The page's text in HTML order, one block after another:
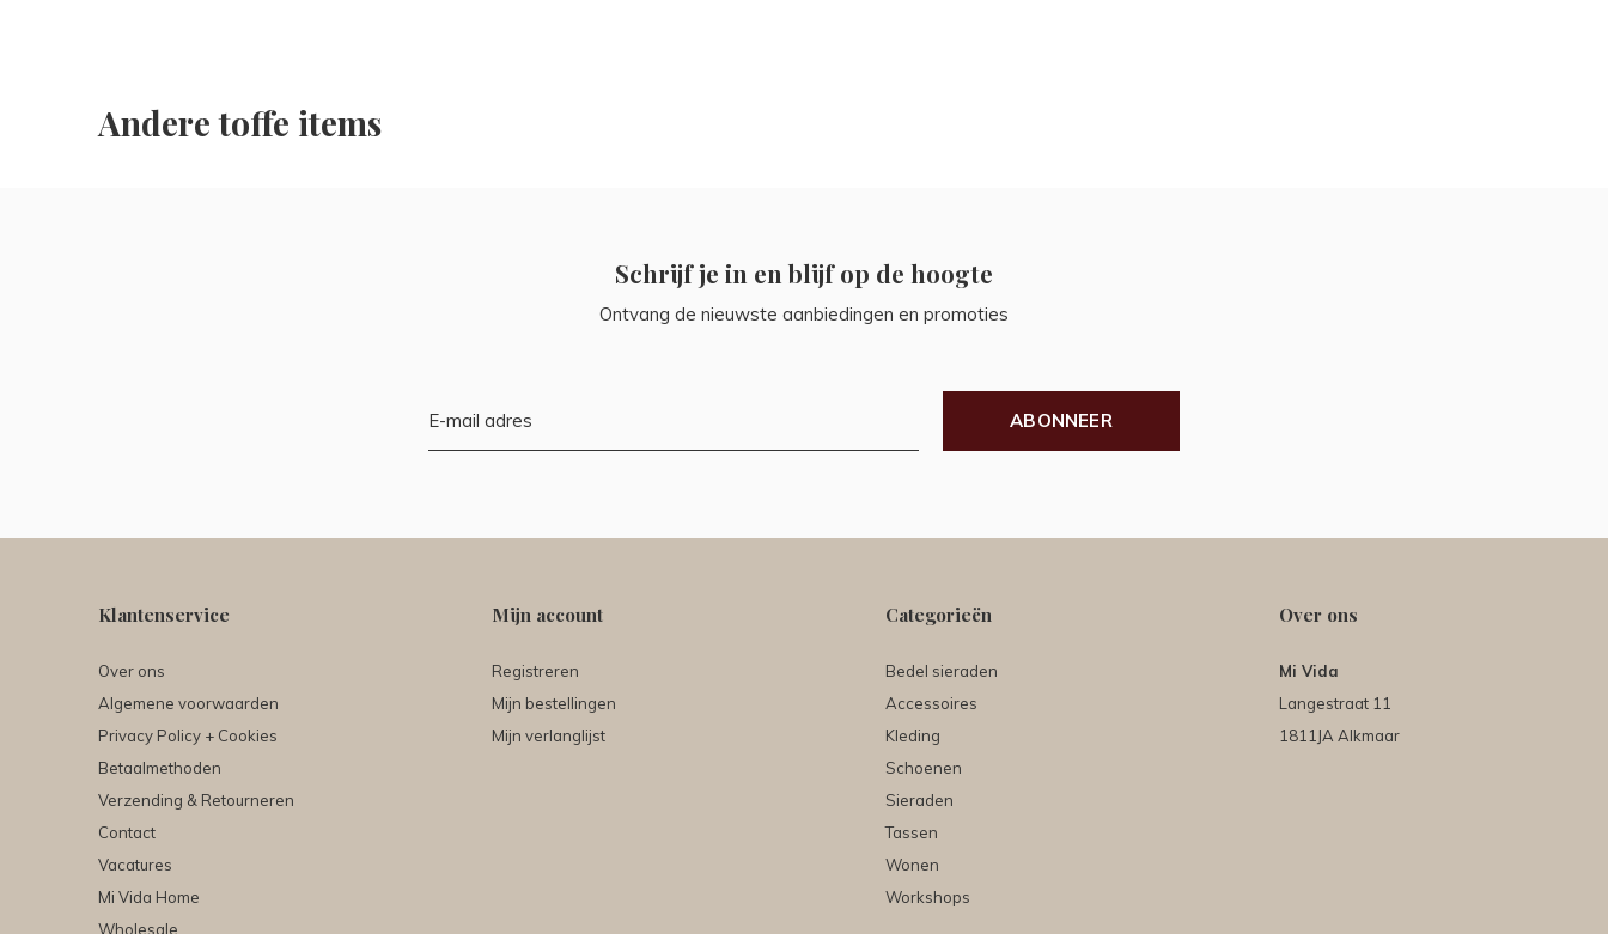
Andere toffe items
Schrijf je in en blijf op de hoogte
Ontvang de nieuwste aanbiedingen en promoties
ABONNEER
Klantenservice
Over ons
Algemene voorwaarden
Privacy Policy + Cookies
Betaalmethoden
Verzending & Retourneren
Contact
Vacatures
Mi Vida Home
Wholesale
Mijn account
Registreren
Mijn bestellingen
Mijn verlanglijst
Categorieën
Bedel sieraden
Accessoires
Kleding
Schoenen
Sieraden
Tassen
Wonen
Workshops
Over ons
Mi Vida
Langestraat 11
1811JA Alkmaar